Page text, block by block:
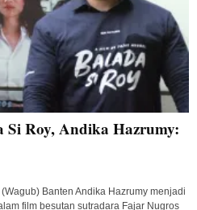
Roy, Andika Hazrumy:
Banten Andika Hazrumy menjadi
film besutan sutradara Fajar Nugros